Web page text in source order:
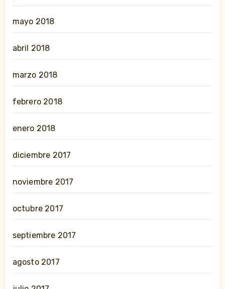
mayo 2018
abril 2018
marzo 2018
febrero 2018
enero 2018
diciembre 2017
noviembre 2017
octubre 2017
septiembre 2017
agosto 2017